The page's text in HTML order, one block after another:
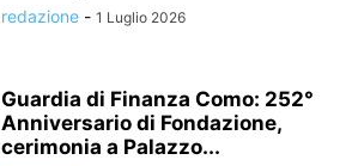
redazione - 1 Luglio 2026
Guardia di Finanza Como: 252°
Anniversario di Fondazione,
cerimonia a Palazzo...